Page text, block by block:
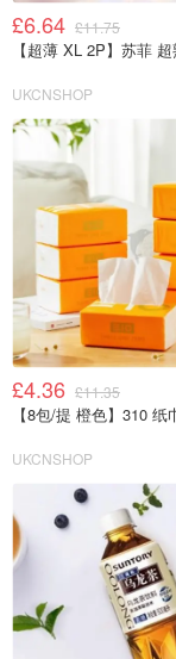
£6.64 £11.75
【超薄 XL 2P】苏菲
UKCNSHOP
£4.36 £11.35
【8包/提 橙色】310 纸
UKCNSHOP